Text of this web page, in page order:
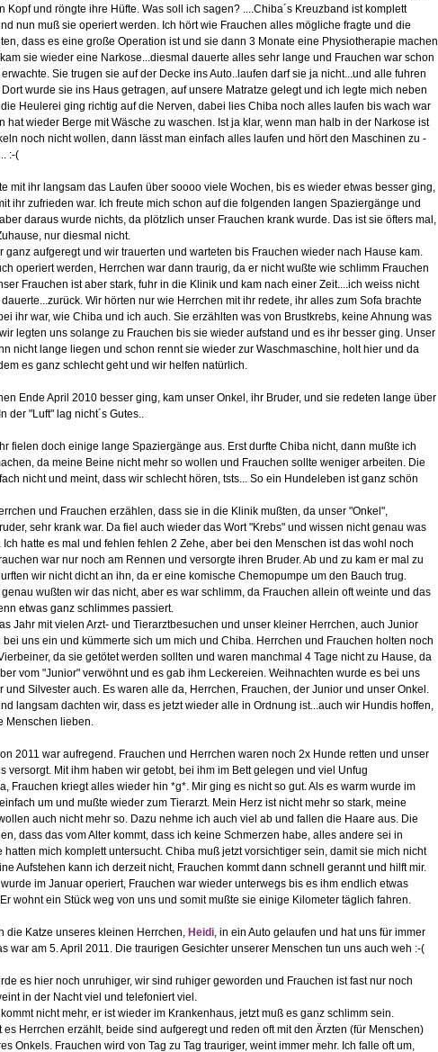
Kopf und röngte ihre Hüfte. Was soll ich sagen? ....Chiba´s Kreuzband ist komplett
nun muß sie operiert werden. Ich hört wie Frauchen alles mögliche fragte und die
dass es eine große Operation ist und sie dann 3 Monate eine Physiotherapie machen
sie wieder eine Narkose...diesmal dauerte alles sehr lange und Frauchen war schon
Sie trugen sie auf der Decke ins Auto..laufen darf sie ja nicht...und alle fuhren
wurde sie ins Haus getragen, auf unsere Matratze gelegt und ich legte mich neben
Heulerei ging richtig auf die Nerven, dabei lies Chiba noch alles laufen bis wach war
hat wieder Berge mit Wäsche zu waschen. Ist ja klar, wenn man halb in der Narkose ist
noch nicht wollen, dann lässt man einfach alles laufen und hört den Maschinen zu -
:-(
mit ihr langsam das Laufen über soooo viele Wochen, bis es wieder etwas besser ging,
ihr zufrieden war. Ich freute mich schon auf die folgenden langen Spaziergänge und
daraus wurde nichts, da plötzlich unser Frauchen krank wurde. Das ist sie öfters mal,
nur diesmal nicht.
ganz aufgeregt und wir trauerten und warteten bis Frauchen wieder nach Hause kam.
operiert werden, Herrchen war dann traurig, da er nicht wußte wie schlimm Frauchen
Frauchen ist aber stark, fuhr in die Klinik und kam nach einer Zeit....ich weiss nicht
Wir hörten nur wie Herrchen mit ihr redete, ihr alles zum Sofa brachte
ihr war, wie Chiba und ich auch. Sie erzählten was von Brustkrebs, keine Ahnung was
legten uns solange zu Frauchen bis sie wieder aufstand und es ihr besser ging. Unser
nicht lange liegen und schon rennt sie wieder zur Waschmaschine, holt hier und da
es ganz schlecht geht und wir helfen natürlich.
Ende April 2010 besser ging, kam unser Onkel, ihr Bruder, und sie redeten lange über
der "Luft" lag nicht´s Gutes..
fielen doch einige lange Spaziergänge aus. Erst durfte Chiba nicht, dann mußte ich
da meine Beine nicht mehr so wollen und Frauchen sollte weniger arbeiten. Die
nicht und meint, dass wir schlecht hören, tsts... So ein Hundeleben ist ganz schön
und Frauchen erzählen, dass sie in die Klinik mußten, da unser "Onkel",
sehr krank war. Da fiel auch wieder das Wort "Krebs" und wissen nicht genau was
Ich hatte es mal und fehlen fehlen 2 Zehe, aber bei den Menschen ist das wohl noch
war nur noch am Rennen und versorgte ihren Bruder. Ab und zu kam er mal zu
wir nicht dicht an ihn, da er eine komische Chemopumpe um den Bauch trug.
wußten wir das nicht, aber es war schlimm, da Frauchen allein oft weinte und das
etwas ganz schlimmes passiert.
Jahr mit vielen Arzt- und Tierarztbesuchen und unser kleiner Herrchen, auch Junior
bei uns ein und kümmerte sich um mich und Chiba. Herrchen und Frauchen holten noch
da sie getötet werden sollten und waren manchmal 4 Tage nicht zu Hause, da
vom "Junior" verwöhnt und es gab ihm Leckereien. Weihnachten wurde es bei uns
und Silvester auch. Es waren alle da, Herrchen, Frauchen, der Junior und unser Onkel.
langsam dachten wir, dass es jetzt wieder alle in Ordnung ist...auch wir Hundis hoffen,
Menschen lieben.
2011 war aufregend. Frauchen und Herrchen waren noch 2x Hunde retten und unser
versorgt. Mit ihm haben wir getobt, bei ihm im Bett gelegen und viel Unfug
Frauchen kriegt alles wieder hin *g*. Mir ging es nicht so gut. Als es warm wurde im
um und mußte wieder zum Tierarzt. Mein Herz ist nicht mehr so stark, meine
auch nicht mehr so. Dazu nehme ich auch viel ab und fallen die Haare aus. Die
dass das vom Alter kommt, dass ich keine Schmerzen habe, alles andere sei in
hatten mich komplett untersucht. Chiba muß jetzt vorsichtiger sein, damit sie mich nicht
Aufstehen kann ich derzeit nicht, Frauchen kommt dann schnell gerannt und hilft mir.
im Januar operiert, Frauchen war wieder unterwegs bis es ihm endlich etwas
wohnt ein Stück weg von uns und somit mußte sie einige Kilometer täglich fahren.
die Katze unseres kleinen Herrchen, Heidi , in ein Auto gelaufen und hat uns für immer
war am 5. April 2011. Die traurigen Gesichter unserer Menschen tun uns auch weh :-(
es hier noch unruhiger, wir sind ruhiger geworden und Frauchen ist fast nur noch
in der Nacht viel und telefoniert viel.
nicht mehr, er ist wieder im Krankenhaus, jetzt muß es ganz schlimm sein.
es Herrchen erzählt, beide sind aufgeregt und reden oft mit den Ärzten (für Menschen)
Onkels. Frauchen wird von Tag zu Tag trauriger, weint immer mehr. Ich falle oft um,